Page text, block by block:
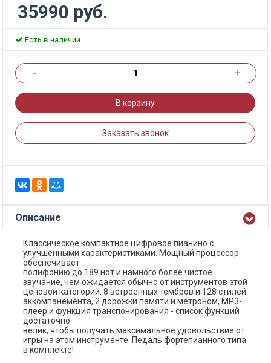
35990 руб.
Есть в наличии
- +
В корзину
Заказать звонок
Описание
Классическое компактное цифровое пианино с
улучшенными характеристиками. Мощный процессор
обеспечивает
полифонию до 189 нот и намного более чистое
звучание, чем ожидается обычно от инструментов этой
ценовой категории. 8 встроенных тембров и 128 стилей
аккомпанемента, 2 дорожки памяти и метроном, MP3-
плеер и функция транспонирования - cписок функций
достаточно
велик, чтобы получать максимальное удовольствие от
игры на этом инструменте. Педаль фортепианного типа
в комплекте!